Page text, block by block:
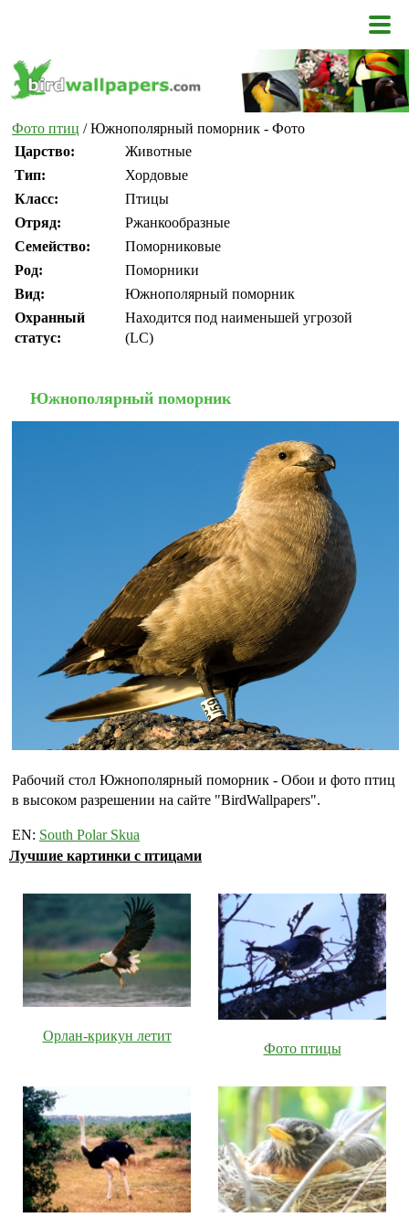
Фото птиц / Южнополярный поморник - Фото
Царство:
Животные
Тип:
Хордовые
Класс:
Птицы
Отряд:
Ржанкообразные
Семейство:
Поморниковые
Род:
Поморники
Вид:
Южнополярный поморник
Охранный
статус:
Находится под наименьшей угрозой
(LC)
Южнополярный поморник
Рабочий стол Южнополярный поморник - Обои и фото птиц
в высоком разрешении на сайте "BirdWallpapers".
EN: South Polar Skua
Лучшие картинки с птицами
Орлан-крикун летит
Фото птицы